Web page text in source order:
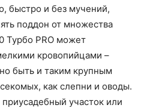
быстро и без мучений,
поддон от множества
Турбо PRO может
кровопийцами –
быть и таким крупным
как слепни и оводы.
участок или